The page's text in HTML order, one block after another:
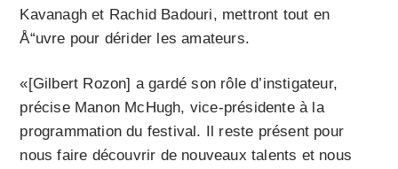
Kavanagh et Rachid Badouri, mettront tout en
Å“uvre pour dérider les amateurs.
«[Gilbert Rozon] a gardé son rôle d’instigateur,
précise Manon McHugh, vice-présidente à la
programmation du festival. Il reste présent pour
nous faire découvrir de nouveaux talents et nous